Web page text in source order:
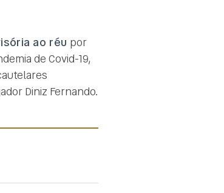
ao réu por
de Covid-19,
Diniz Fernando.